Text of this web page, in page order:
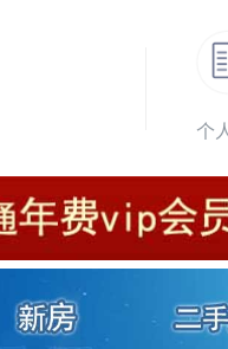
个